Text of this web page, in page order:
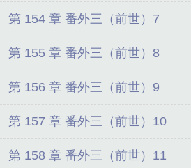
第 154 章 番外三（前世）7
第 155 章 番外三（前世）8
第 156 章 番外三（前世）9
第 157 章 番外三（前世）10
第 158 章 番外三（前世）11